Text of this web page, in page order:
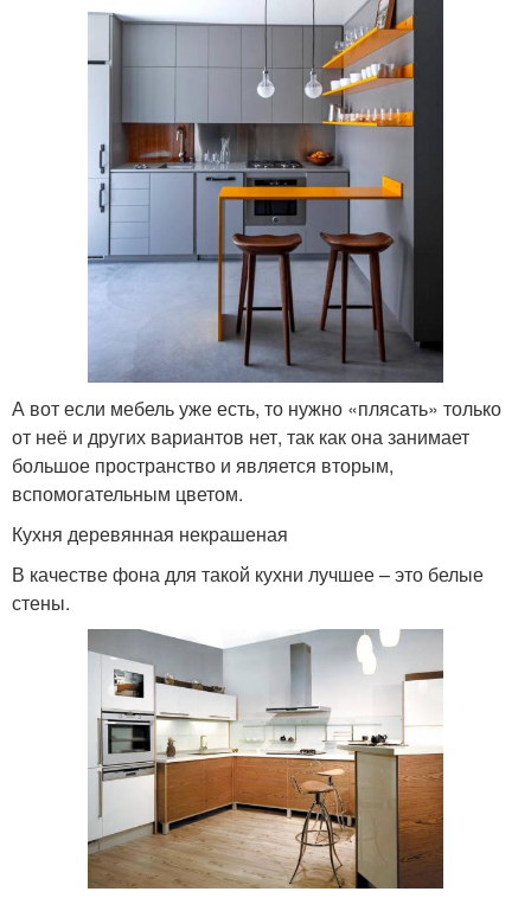
А вот если мебель уже есть, то нужно «плясать» только
от неё и других вариантов нет, так как она занимает
большое пространство и является вторым,
вспомогательным цветом.
Кухня деревянная некрашеная
В качестве фона для такой кухни лучшее – это белые
стены.